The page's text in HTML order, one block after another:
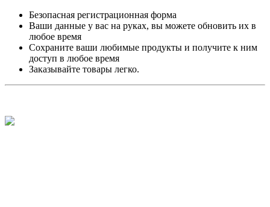
Безопасная регистрационная форма
Ваши данные у вас на руках, вы можете обновить их в
любое время
Сохраните ваши любимые продукты и получите к ним
доступ в любое время
Заказывайте товары легко.